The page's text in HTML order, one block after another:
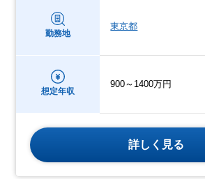
勤務地
東京都
想定年収
900～1400万円
詳しく見る